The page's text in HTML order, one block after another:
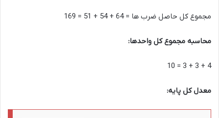
مجموع کل حاصل ضرب ها = 64 + 54 + 51 = 169
محاسبه مجموع کل واحدها:
4 + 3 + 3 = 10
معدل کل پایه: